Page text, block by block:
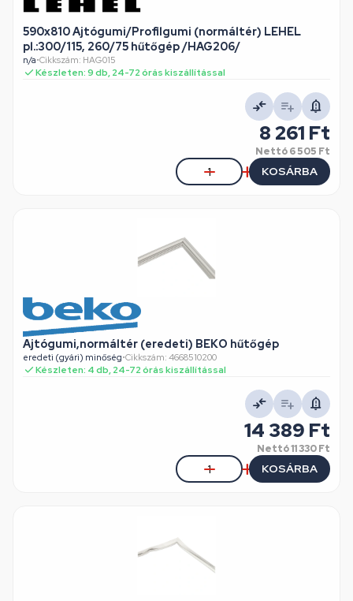
590x810 Ajtógumi/Profilgumi (normáltér) LEHEL
pl.:300/115, 260/75 hűtőgép /HAG206/
n/a•Cikkszám: HAG015
Készleten: 9 db, 24-72 órás kiszállítással
8 261 Ft
Nettó6 505 Ft
KOSÁRBA
Ajtógumi,normáltér (eredeti) BEKO hűtőgép
eredeti (gyári) minőség•Cikkszám: 4668510200
Készleten: 4 db, 24-72 órás kiszállítással
14 389 Ft
Nettó11 330 Ft
KOSÁRBA